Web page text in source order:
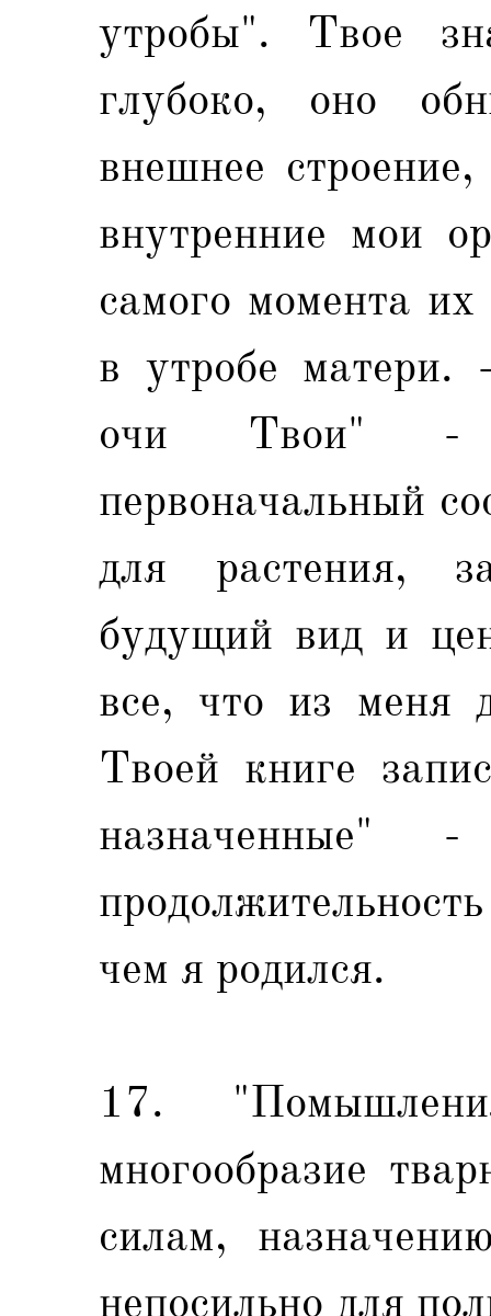
утробы". Твое
глубоко, оно
внешнее
внутренние мои
самого момента
в утробе
очи Твои"
первоначальный
для растения,
будущий вид и
все, что из меня
Твоей книге
чем я родился.
17.
многообразие
силам,
непосильно для